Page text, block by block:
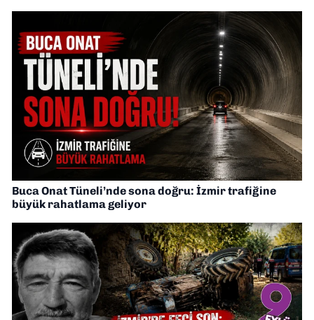
Buca Onat Tüneli’nde sona doğru: İzmir trafiğine
büyük rahatlama geliyor